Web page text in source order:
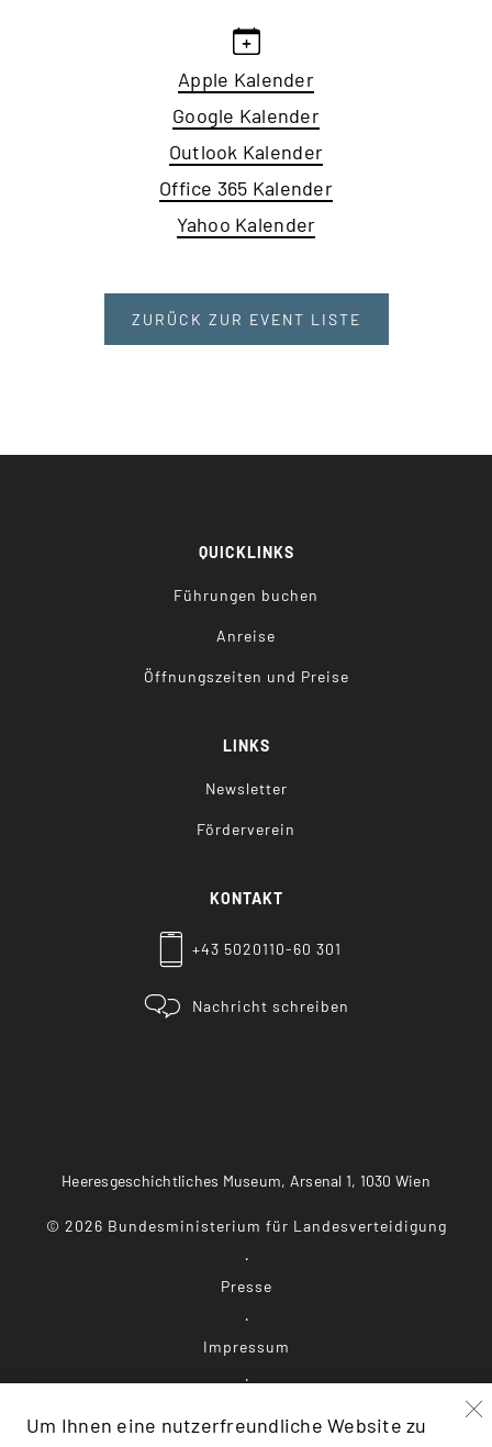
Apple Kalender
Google Kalender
Outlook Kalender
Office 365 Kalender
Yahoo Kalender
ZURÜCK ZUR EVENT LISTE
QUICKLINKS
Führungen buchen
Anreise
Öffnungszeiten und Preise
LINKS
Newsletter
Förderverein
KONTAKT
+43 5020110-60 301
Nachricht schreiben
Heeresgeschichtliches Museum, Arsenal 1, 1030 Wien
© 2026 Bundesministerium für Landesverteidigung
Presse
Impressum
Um Ihnen eine nutzerfreundliche Website zu